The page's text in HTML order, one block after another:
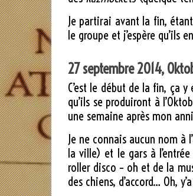
Je partirai avant la fin,
le groupe et j’espère qu’ils
27 septembre 2014,
C’est le début de la fin, ça
qu’ils se produiront à
une semaine après mon
Je ne connais aucun nom à
la ville) et le gars à
roller disco – oh et de la
des chiens, d’accord… Oh,